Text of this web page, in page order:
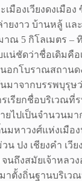
องเวียงดงเมื
ายงาว บ้านหลู้
ณ 5 กิโลเมตร
ชัดว่าชื่อเดิมคื
นอกโบราณสถา
จากบรรพบุรุษว่
รียกชื่อบริเวณ
ยไปเป็นจำนวน
หาวงศ์แห่งเมื
เชียงคำ เวีย
ถึงสมัยเจ้าหลว
ตั้งถิ่นฐานบริเ